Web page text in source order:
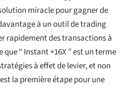
miracle pour gagner de
à un outil de trading
rapidement des transactions à
“ Instant +16X ” est un terme
à effet de levier, et non
la première étape pour une